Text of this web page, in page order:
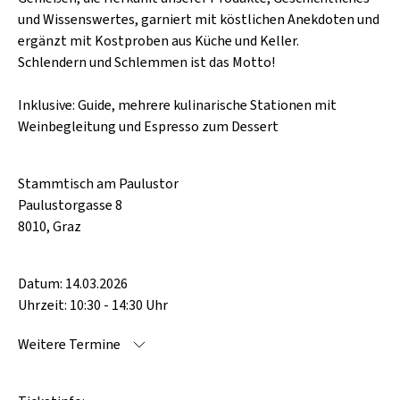
CAFÉ WOLF
POSTGARAGE
KRISTALLWERK
HARD & HEAVY
SINGER-SONGWRITER
VOLKSMUSIK
KULTURLAND STEIERMARK
und Wissenswertes, garniert mit köstlichen Anekdoten und
ergänzt mit Kostproben aus Küche und Keller.
Schlendern und Schlemmen ist das Motto!
Inklusive: Guide, mehrere kulinarische Stationen mit
Weinbegleitung und Espresso zum Dessert
Stammtisch am Paulustor
Paulustorgasse 8
8010, Graz
Datum: 14.03.2026
Uhrzeit: 10:30 - 14:30 Uhr
Weitere Termine